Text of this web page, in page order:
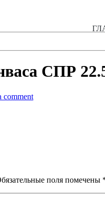
СПР
comment
поля помечены